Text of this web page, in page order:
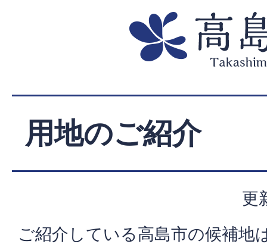
用地のご紹介
更
ご紹介している高島市の候補地